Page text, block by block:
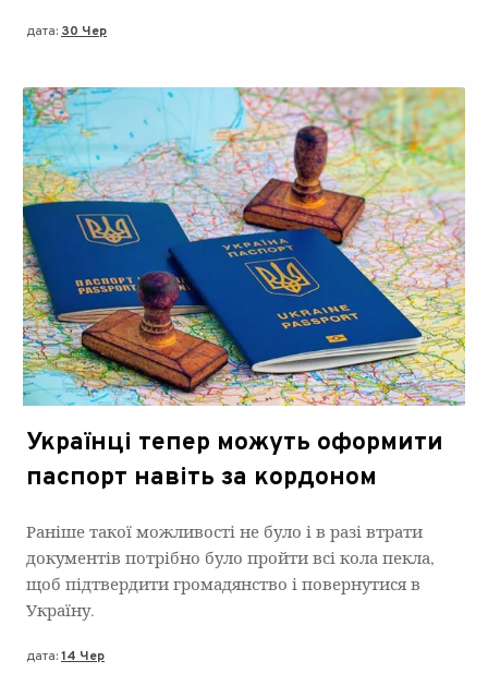
дата: 30 Чер
Українці тепер можуть оформити
паспорт навіть за кордоном
Раніше такої можливості не було і в разі втрати
документів потрібно було пройти всі кола пекла,
щоб підтвердити громадянство і повернутися в
Україну.
дата:14 Чер